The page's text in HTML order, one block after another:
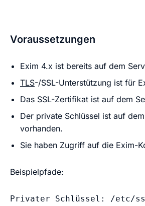
Voraussetzungen
Exim 4.x ist bereits auf dem
TLS-/SSL-Unterstützung ist für
Das SSL-Zertifikat ist auf dem
Der private Schlüssel ist auf
vorhanden.
Sie haben Zugriff auf die Exim-
Beispielpfade:
Privater Schlüssel: /etc/